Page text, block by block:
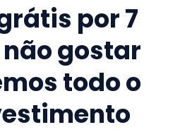
por 7
gostar
todo o